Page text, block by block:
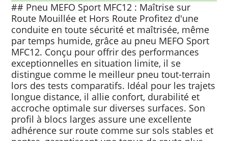
## Pneu MEFO Sport MFC12 : Maîtrise sur
Route Mouillée et Hors Route Profitez d'une
conduite en toute sécurité et maîtrisée, même
par temps humide, grâce au pneu MEFO Sport
MFC12. Conçu pour offrir des performances
exceptionnelles en situation limite, il se
distingue comme le meilleur pneu tout-terrain
lors des tests comparatifs. Idéal pour les trajets
longue distance, il allie confort, durabilité et
accroche optimale sur diverses surfaces. Son
profil à blocs larges assure une excellente
adhérence sur route comme sur sols stables et